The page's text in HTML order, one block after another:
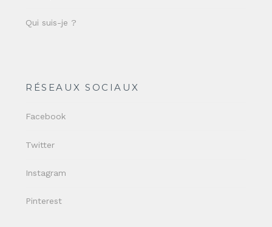
Qui suis-je ?
RÉSEAUX SOCIAUX
Facebook
Twitter
Instagram
Pinterest